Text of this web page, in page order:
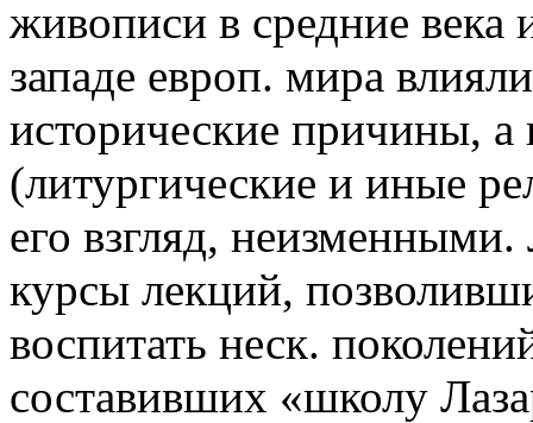
живописи в средние века
западе европ. мира
исторические причины,
(литургические и иные
его взгляд,
курсы лекций,
воспитать неск.
составивших «школу